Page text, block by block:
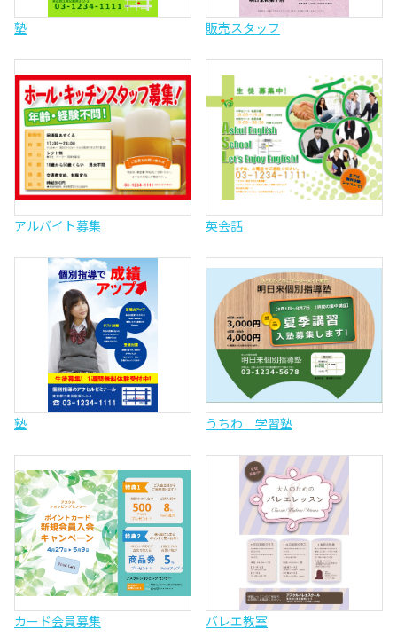
塾 販売スタッフ
アルバイト募集 英会話
塾 うちわ 学習塾
カード会員募集 バレエ教室